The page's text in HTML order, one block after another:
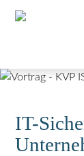
IT-